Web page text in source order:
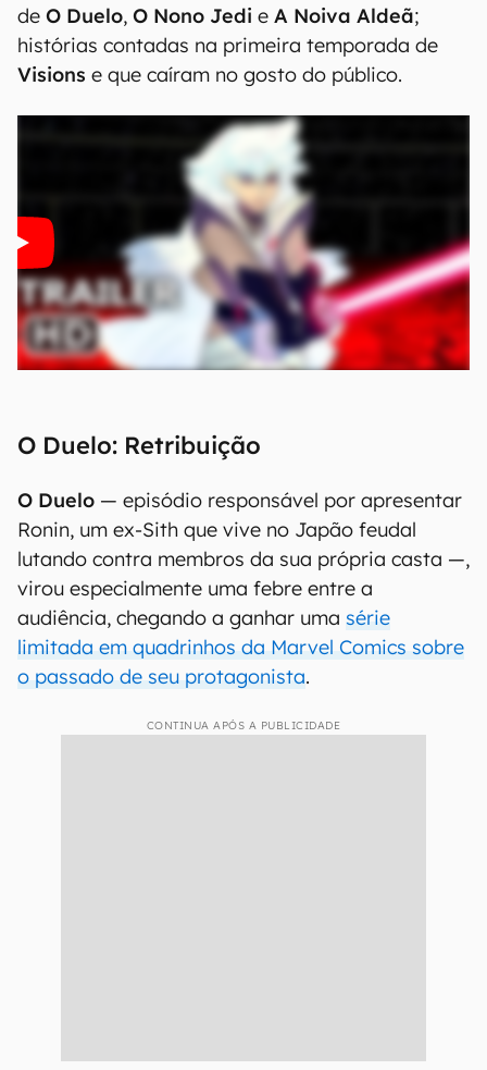
de O Duelo, O Nono Jedi e A Noiva Aldeã;
histórias contadas na primeira temporada de
Visions e que caíram no gosto do público.
O Duelo: Retribuição
O Duelo — episódio responsável por apresentar
Ronin, um ex-Sith que vive no Japão feudal
lutando contra membros da sua própria casta —,
virou especialmente uma febre entre a
audiência, chegando a ganhar uma série
limitada em quadrinhos da Marvel Comics sobre
o passado de seu protagonista.
CONTINUA APÓS A PUBLICIDADE